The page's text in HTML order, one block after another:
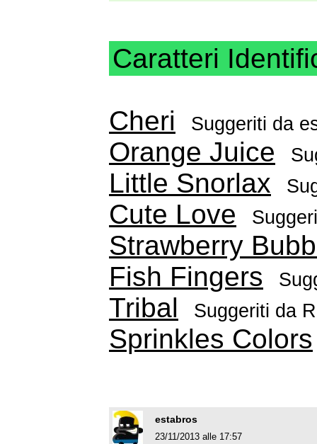
Caratteri
Cheri Suggeriti da
Orange Juice
Little Snorlax
Cute Love
Strawberry
Fish Fingers
Tribal Suggeriti da
Sprinkles Colors
estabros
23/11/2013 alle 17:57